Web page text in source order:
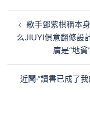
章
導
歌手鄧紫棋稱本
么JIUYI俱意翻修設
廣是“地
近聞·“讀書已成了